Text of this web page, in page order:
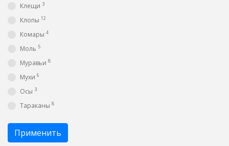
Клещи 3
Клопы 12
Комары 4
Моль 5
Муравьи 8
Мухи 6
Осы 3
Тараканы 8
Применить